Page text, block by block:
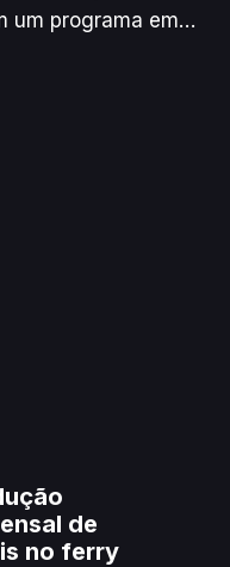
um programa em
de GNR, Agir e
de
no ferry